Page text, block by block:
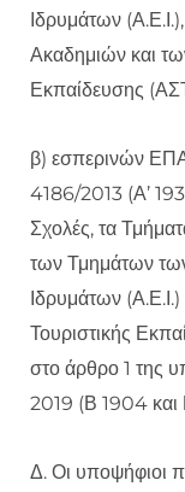
Ιδρυμάτων
Ακαδημιών και
Εκπαίδευσης
β) εσπερινών
4186/2013 (Α’
Σχολές, τα
των Τμημάτων
Ιδρυμάτων
Τουριστικής
στο άρθρο 1 της
2019 (Β 1904
Δ. Οι υποψήφιοι